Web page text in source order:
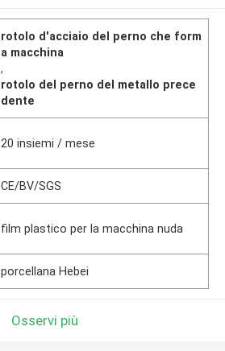
rotolo d'acciaio del perno che form
a macchina
,
rotolo del perno del metallo prece
dente
20 insiemi / mese
CE/BV/SGS
film plastico per la macchina nuda
porcellana Hebei
Osservi più